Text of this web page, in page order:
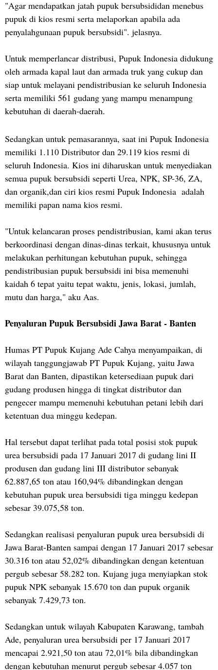
"Agar mendapatkan jatah pupuk bersubsididan menebus
pupuk di kios resmi serta melaporkan apabila ada
penyalahgunaan pupuk bersubsidi". jelasnya.
Untuk memperlancar distribusi, Pupuk Indonesia didukung
oleh armada kapal laut dan armada truk yang cukup dan
siap untuk melayani pendistribusian ke seluruh Indonesia
serta memiliki 561 gudang yang mampu menampung
kebutuhan di daerah-daerah.
Sedangkan untuk pemasarannya, saat ini Pupuk Indonesia
memiliki 1.110 Distributor dan 29.119 kios resmi di
seluruh Indonesia. Kios ini diharuskan untuk menyediakan
semua pupuk bersubsidi seperti Urea, NPK, SP-36, ZA,
dan organik,dan ciri kios resmi Pupuk Indonesia adalah
memiliki papan nama kios resmi.
"Untuk kelancaran proses pendistribusian, kami akan terus
berkoordinasi dengan dinas-dinas terkait, khususnya untuk
melakukan perhitungan kebutuhan pupuk, sehingga
pendistribusian pupuk bersubsidi ini bisa memenuhi
kaidah 6 tepat yaitu tepat waktu, jenis, lokasi, jumlah,
mutu dan harga," aku Aas.
Penyaluran Pupuk Bersubsidi Jawa Barat - Banten
Humas PT Pupuk Kujang Ade Cahya menyampaikan, di
wilayah tanggungjawab PT Pupuk Kujang, yaitu Jawa
Barat dan Banten, dipastikan ketersediaan pupuk dari
gudang produsen hingga di tingkat distributor dan
pengecer mampu memenuhi kebutuhan petani lebih dari
ketentuan dua minggu kedepan.
Hal tersebut dapat terlihat pada total posisi stok pupuk
urea bersubsidi pada 17 Januari 2017 di gudang lini II
produsen dan gudang lini III distributor sebanyak
62.887,65 ton atau 160,94% dibandingkan dengan
kebutuhan pupuk urea bersubsidi tiga minggu kedepan
sebesar 39.075,58 ton.
Sedangkan realisasi penyaluran pupuk urea bersubsidi di
Jawa Barat-Banten sampai dengan 17 Januari 2017 sebesar
30.316 ton atau 52,02% dibandingkan dengan ketentuan
pergub sebesar 58.282 ton. Kujang juga menyiapkan stok
pupuk NPK sebanyak 15.670 ton dan pupuk organik
sebanyak 7.429,73 ton.
Sedangkan untuk wilayah Kabupaten Karawang, tambah
Ade, penyaluran urea bersubsidi per 17 Januari 2017
mencapai 2.921,50 ton atau 72,01% bila dibandingkan
dengan kebutuhan menurut pergub sebesar 4.057 ton